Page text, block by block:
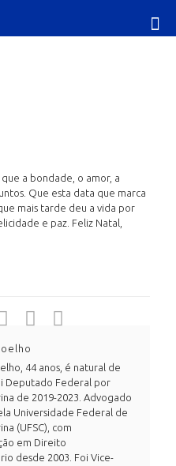
a bondade, o amor, a
Que esta data que marca
mais tarde deu a vida por
e paz. Feliz Natal,
44 anos, é natural de
Deputado Federal por
de 2019-2023. Advogado
Universidade Federal de
(UFSC), com
em Direito
desde 2003. Foi Vice-